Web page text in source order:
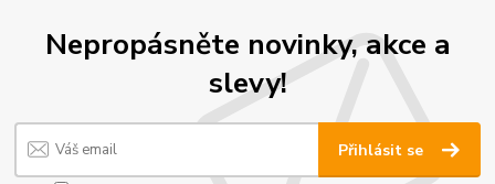
Nepropásněte novinky, akce a
slevy!
Přihlásit se